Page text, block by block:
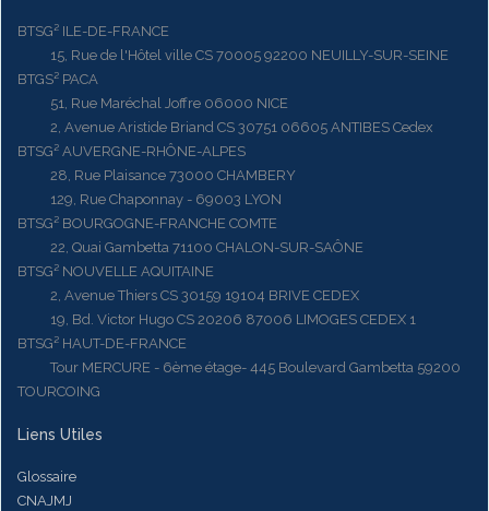
BTSG² ILE-DE-FRANCE
15, Rue de l'Hôtel ville CS 70005 92200 NEUILLY-SUR-SEINE
BTGS² PACA
51, Rue Maréchal Joffre 06000 NICE
2, Avenue Aristide Briand CS 30751 06605 ANTIBES Cedex
BTSG² AUVERGNE-RHÔNE-ALPES
28, Rue Plaisance 73000 CHAMBERY
129, Rue Chaponnay - 69003 LYON
BTSG² BOURGOGNE-FRANCHE COMTE
22, Quai Gambetta 71100 CHALON-SUR-SAÔNE
BTSG² NOUVELLE AQUITAINE
2, Avenue Thiers CS 30159 19104 BRIVE CEDEX
19, Bd. Victor Hugo CS 20206 87006 LIMOGES CEDEX 1
BTSG² HAUT-DE-FRANCE
Tour MERCURE - 6ème étage- 445 Boulevard Gambetta 59200
TOURCOING
Liens Utiles
Glossaire
CNAJMJ